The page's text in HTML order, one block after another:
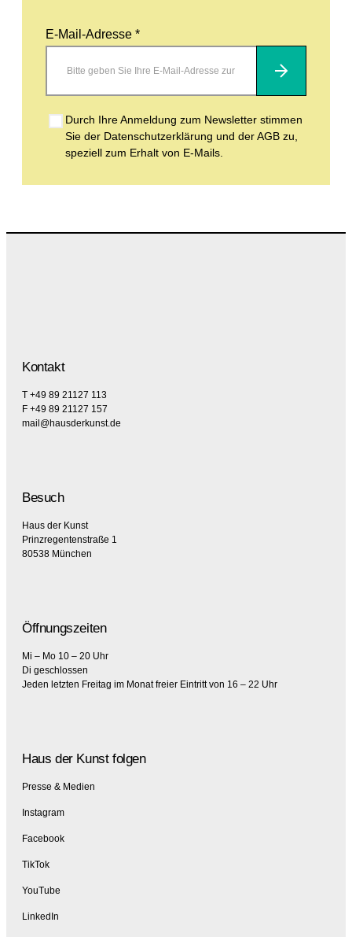
E-Mail-Adresse *
Abonnieren
Durch Ihre Anmeldung zum Newsletter stimmen
Sie der Datenschutzerklärung und der AGB zu,
speziell zum Erhalt von E-Mails.
Kontakt
T +49 89 21127 113
F +49 89 21127 157
mail@hausderkunst.de
Besuch
Haus der Kunst
Prinzregentenstraße 1
80538 München
Öffnungszeiten
Mi – Mo 10 – 20 Uhr
Di geschlossen
Jeden letzten Freitag im Monat freier Eintritt von 16 – 22 Uhr
Haus der Kunst folgen
Presse & Medien
Instagram
Facebook
TikTok
YouTube
LinkedIn